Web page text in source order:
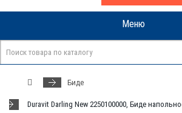
Меню
Биде
Duravit Darling New 2250100000, Биде